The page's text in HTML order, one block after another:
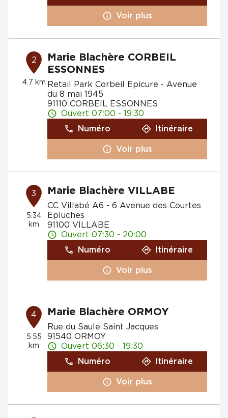
Voir plus
2
4.7 km
Marie Blachère CORBEIL
ESSONNES
Retail Park Corbeil Epicure - Avenue
du 8 mai 1945
91110 CORBEIL ESSONNES
Ouvert 07:00 - 19:30
Numéro
Itinéraire
Voir plus
3
5.34
km
Marie Blachère VILLABE
CC Villabé A6 - 6 Avenue des Courtes
Epluches
91100 VILLABE
Ouvert 07:30 - 20:00
Numéro
Itinéraire
Voir plus
4
5.55
km
Marie Blachère ORMOY
Rue du Saule Saint Jacques
91540 ORMOY
Ouvert 06:30 - 19:30
Numéro
Itinéraire
Voir plus